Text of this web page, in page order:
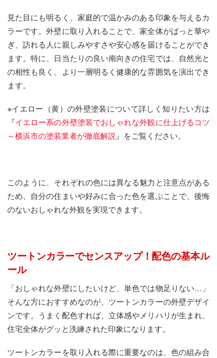
見た目にも明るく、家庭的で温かみのある印象を与えるカ
ラーです。外壁に取り入れることで、家全体がぱっと華や
ぎ、訪れる人に親しみやすさや安心感を届けることができ
ます。特に、日当たりの良い南向きの住宅では、自然光と
の相性も良く、より一層明るく健康的な雰囲気を演出でき
ます。
※イエロー（黄）の外壁塗装について詳しく知りたい方は
『イエロー系の外壁塗装でおしゃれな外観に仕上げるコツ
～横浜市の塗装業者が徹底解説 』をご覧ください。
このように、それぞれの色には異なる魅力と注意点がある
ため、自分の住まいや好みに合った色を選ぶことで、後悔
のないおしゃれな外観を実現できます。
ツートンカラーでセンスアップ！配色の基本ル
ール
「おしゃれな外壁にしたいけど、単色では物足りない…」
そんな方におすすめなのが、ツートンカラーの外壁デザイ
ンです。うまく配色すれば、立体感やメリハリが生まれ、
住宅全体がグッと洗練された印象になります。
ツートンカラーを取り入れる際に重要なのは、色の組み合